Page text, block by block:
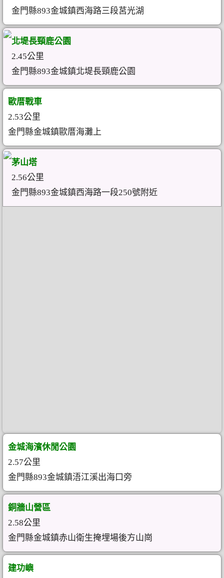
金門縣893金城鎮西海路三段莒光湖
北堤長頸鹿公園
2.45公里
金門縣893金城鎮北堤長頸鹿公園
歐厝戰車
2.53公里
金門縣金城鎮歐厝海灘上
茅山塔
2.56公里
金門縣893金城鎮西海路一段250號附近
金城海濱休閒公園
2.57公里
金門縣893金城鎮浯江溪出海口旁
銅牆山營區
2.58公里
金門縣金城鎮赤山衛生掩埋場後方山崗
建功嶼